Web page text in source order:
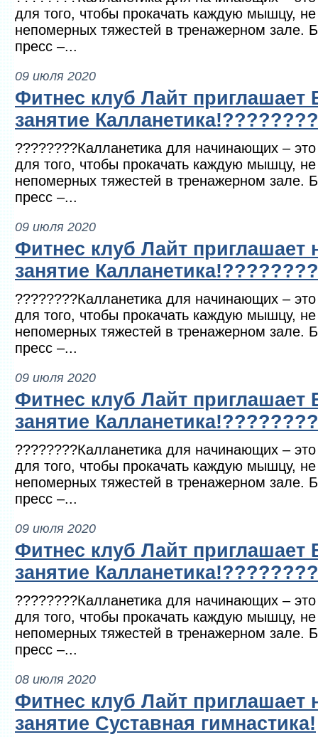
для того, чтобы прокачать каждую мышцу,
непомерных тяжестей в тренажерном зале.
пресс –...
09 июля 2020
Фитнес клуб Лайт приглашает
занятие
????????Калланетика для начинающих –
для того, чтобы прокачать каждую мышцу,
непомерных тяжестей в тренажерном зале.
пресс –...
09 июля 2020
Фитнес клуб Лайт приглашает
занятие
????????Калланетика для начинающих –
для того, чтобы прокачать каждую мышцу,
непомерных тяжестей в тренажерном зале.
пресс –...
09 июля 2020
Фитнес клуб Лайт приглашает
занятие
????????Калланетика для начинающих –
для того, чтобы прокачать каждую мышцу,
непомерных тяжестей в тренажерном зале.
пресс –...
09 июля 2020
Фитнес клуб Лайт приглашает
занятие
????????Калланетика для начинающих –
для того, чтобы прокачать каждую мышцу,
непомерных тяжестей в тренажерном зале.
пресс –...
08 июля 2020
Фитнес клуб Лайт приглашает
занятие Суставная гимнастика!